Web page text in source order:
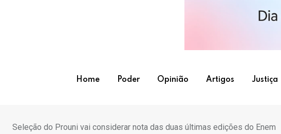
Home Poder Opinião Artigos Justiça
Seleção do Prouni vai considerar nota das duas últimas edições do Enem